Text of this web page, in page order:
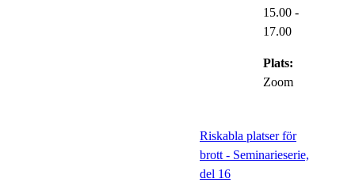
15.00 -
17.00
Plats:
Zoom
Riskabla platser för
brott - Seminarieserie,
del 16